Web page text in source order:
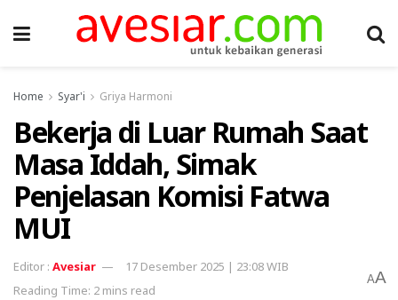
Home Syar'i Griya Harmoni
Bekerja di Luar Rumah Saat
Masa Iddah, Simak
Penjelasan Komisi Fatwa
MUI
Avesiar
17 Desember 2025 | 23:08 WIB
Reading Time: 2 mins read
AA